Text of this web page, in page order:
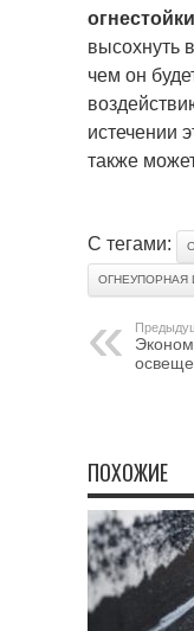
высохнуть
чем он
истечении
также
С тегами:
ОГНЕУПОРНАЯ
ПОХОЖИЕ